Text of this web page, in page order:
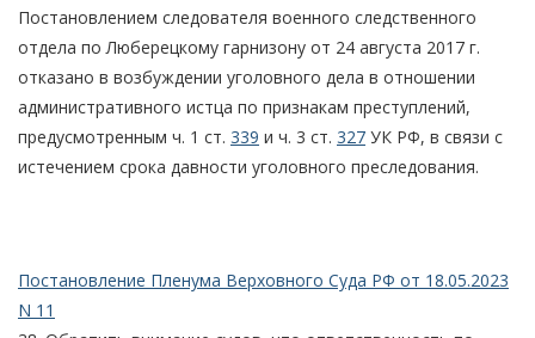
Постановлением следователя военного следственного
отдела по Люберецкому гарнизону от 24 августа 2017 г.
отказано в возбуждении уголовного дела в отношении
административного истца по признакам преступлений,
предусмотренным ч. 1 ст. 339 и ч. 3 ст. 327 УК РФ, в связи с
истечением срока давности уголовного преследования.
Постановление Пленума Верховного Суда РФ от 18.05.2023
N 11